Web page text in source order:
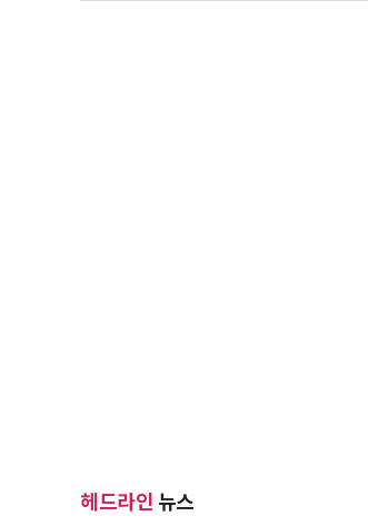
헤드라인 뉴스